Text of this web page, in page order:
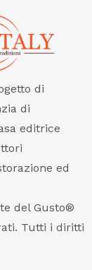
di
di
editrice
ed
del Gusto®
Tutti i diritti